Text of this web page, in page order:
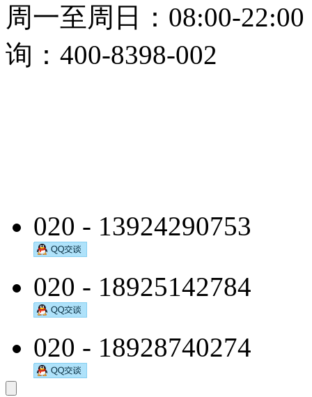
周一至周日：08:00-
询：400-8398-002
020 - 13924290753
020 - 18925142784
020 - 18928740274